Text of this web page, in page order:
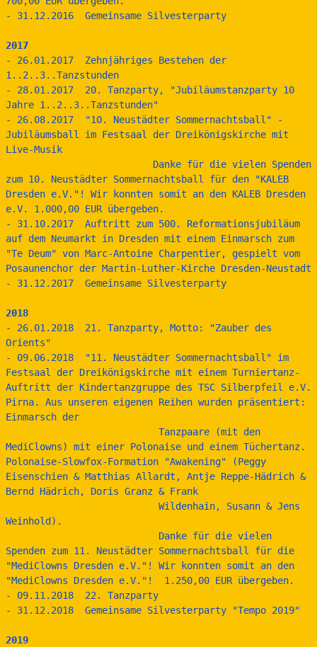
- 31.12.2016  Gemeinsame Silvesterparty
2017
- 26.01.2017  Zehnjähriges Bestehen der
1..2..3..Tanzstunden
- 28.01.2017  20. Tanzparty, "Jubiläumstanzparty 10
Jahre 1..2..3..Tanzstunden"
- 26.08.2017  "10. Neustädter Sommernachtsball" -
Jubiläumsball im Festsaal der Dreikönigskirche mit
Live-Musik
zum 10. Neustädter Sommernachtsball für den "KALEB
Dresden e.V."! Wir konnten somit an den KALEB Dresden
e.V. 1.000,00 EUR übergeben.
- 31.10.2017  Auftritt zum 500. Reformationsjubiläum
auf dem Neumarkt in Dresden mit einem Einmarsch zum
"Te Deum" von Marc-Antoine Charpentier, gespielt vom
Posaunenchor der Martin-Luther-Kirche Dresden-Neustadt
- 31.12.2017  Gemeinsame Silvesterparty
2018
- 26.01.2018  21. Tanzparty, Motto: "Zauber des
Orients"
- 09.06.2018  "11. Neustädter Sommernachtsball" im
Festsaal der Dreikönigskirche mit einem Turniertanz-
Auftritt der Kindertanzgruppe des TSC Silberpfeil e.V.
Pirna. Aus unseren eigenen Reihen wurden präsentiert:
Einmarsch der
MediClowns) mit einer Polonaise und einem Tüchertanz.
Polonaise-Slowfox-Formation "Awakening" (Peggy
Eisenschien & Matthias Allardt, Antje Reppe-Hädrich &
Bernd Hädrich, Doris Granz & Frank
Weinhold).
Spenden zum 11. Neustädter Sommernachtsball für die
"MediClowns Dresden e.V."! Wir konnten somit an den
"MediClowns Dresden e.V."!  1.250,00 EUR übergeben.
- 09.11.2018  22. Tanzparty
- 31.12.2018  Gemeinsame Silvesterparty "Tempo 2019"
2019